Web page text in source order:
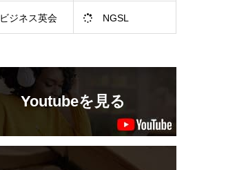
ビジネス英会 NGSL
Youtubeを見る